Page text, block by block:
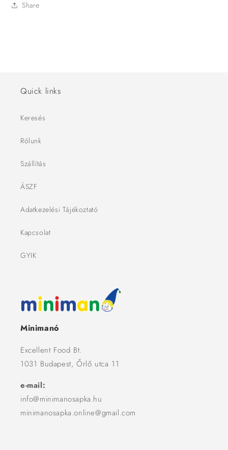
Share
Quick links
Keresés
Rólunk
Szállítás
ÁSZF
Adatkezelési Tájékoztató
Kapcsolat
GYIK
Minimanó
Excellent Food Bt.
1031 Budapest, Őrlő utca 11
e-mail:
info@minimanosapka.hu
minimanosapka.online@gmail.com